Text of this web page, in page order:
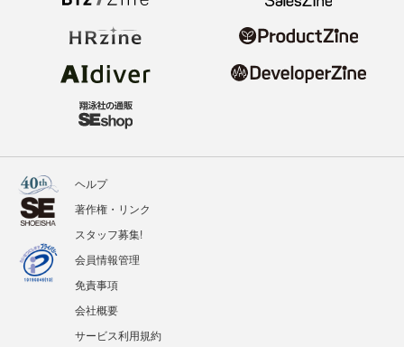
ヘルプ
著作権・リンク
スタッフ募集!
会員情報管理
免責事項
会社概要
サービス利用規約